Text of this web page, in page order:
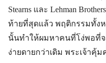
Stearns และ Lehman
ท้ายที่สุดแล้ว พฤติกรรมทั้ง
นั้นทำให้ผมหาคนที่โง่พอที่
ง่ายดายกว่าเดิม พระเจ้าคุ้ม